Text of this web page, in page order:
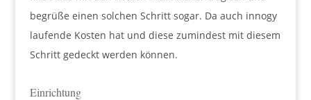
begrüße einen solchen Schritt sogar. Da auch innogy
laufende Kosten hat und diese zumindest mit diesem
Schritt gedeckt werden können.
Einrichtung